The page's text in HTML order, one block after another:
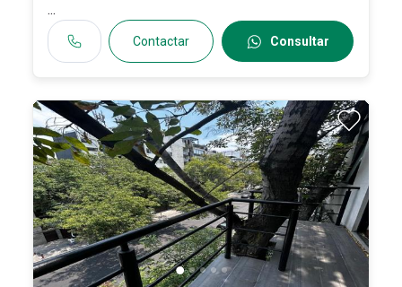
...
Contactar Consultar